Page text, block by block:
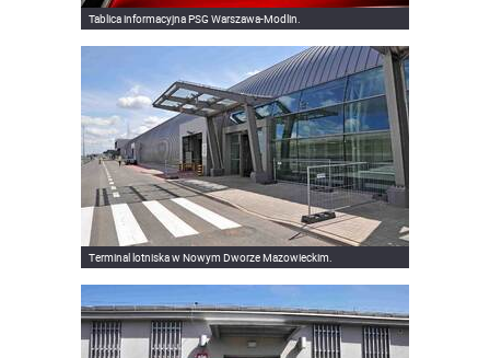
Tablica informacyjna PSG Warszawa-Modlin.
Terminal lotniska w Nowym Dworze Mazowieckim.